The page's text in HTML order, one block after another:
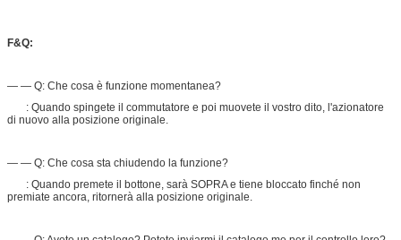
F&Q:
— — Q: Che cosa è funzione momentanea?
: Quando spingete il commutatore e poi muovete il vostro dito, l'azionatore
di nuovo alla posizione originale.
— — Q: Che cosa sta chiudendo la funzione?
: Quando premete il bottone, sarà SOPRA e tiene bloccato finché non
premiate ancora, ritornerà alla posizione originale.